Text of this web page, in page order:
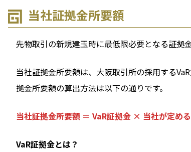
当社証拠金所要額
先物取引の新規建玉時に最低限必要となる証拠金
当社証拠金所要額は、大阪取引所の採用する
拠金所要額の算出方法は以下の通りです。
当社証拠金所要額 ＝ VaR証拠金 × 当社が定め
VaR証拠金とは？